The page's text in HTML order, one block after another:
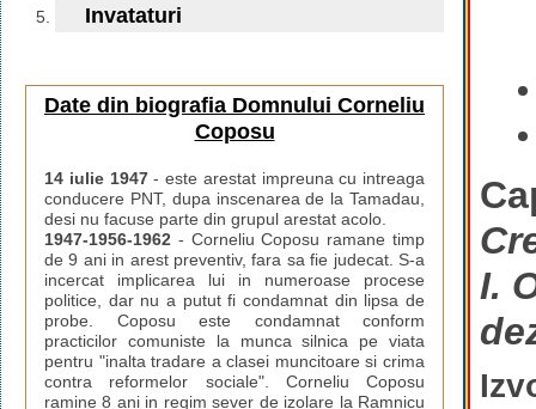
I.
Invataturi
Date din biografia Domnului Corneliu
Coposu
14 iulie 1947- este arestat impreuna cu intreaga
conducere PNT, dupa inscenarea de la Tamadau,
desi nu facuse parte din grupul arestat acolo.
1947-1956-1962 - Corneliu Coposu ramane timp
de 9 ani in arest preventiv, fara sa fie judecat. S-a
incercat implicarea lui in numeroase procese
politice, dar nu a putut fi condamnat din lipsa de
probe. Coposu este condamnat conform
practicilor comuniste la munca silnica pe viata
pentru "inalta tradare a clasei muncitoare si crima
contra reformelor sociale". Corneliu Coposu
ramine 8 ani in regim sever de izolare la Ramnicu